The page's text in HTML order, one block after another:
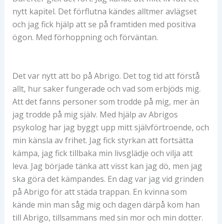
nytt kapitel. Det förflutna kändes alltmer avlägset
och jag fick hjälp att se på framtiden med positiva
ögon. Med förhoppning och förväntan.
Det var nytt att bo på Abrigo. Det tog tid att förstå
allt, hur saker fungerade och vad som erbjöds mig.
Att det fanns personer som trodde på mig, mer än
jag trodde på mig själv. Med hjälp av Abrigos
psykolog har jag byggt upp mitt självförtroende, och
min känsla av frihet. Jag fick styrkan att fortsätta
kämpa, jag fick tillbaka min livsglädje och vilja att
leva. Jag började tänka att visst kan jag dö, men jag
ska göra det kämpandes. En dag var jag vid grinden
på Abrigo för att städa trappan. En kvinna som
kände min man såg mig och dagen därpå kom han
till Abrigo, tillsammans med sin mor och min dotter.